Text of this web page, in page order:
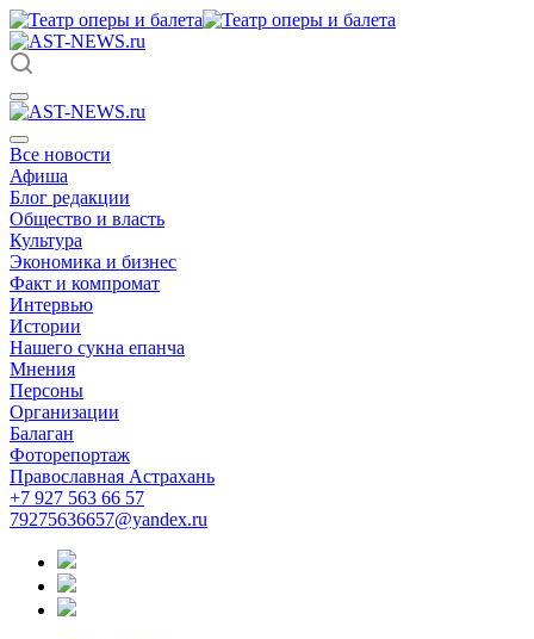
Все новости
Афиша
Блог редакции
Общество и власть
Культура
Экономика и бизнес
Факт и компромат
Интервью
Истории
Нашего сукна епанча
Мнения
Персоны
Организации
Балаган
Фоторепортаж
Православная Астрахань
+7 927 563 66 57
79275636657@yandex.ru